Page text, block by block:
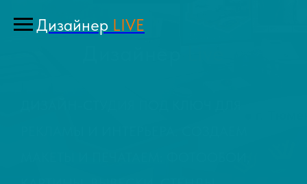
Дизайнер LIVE